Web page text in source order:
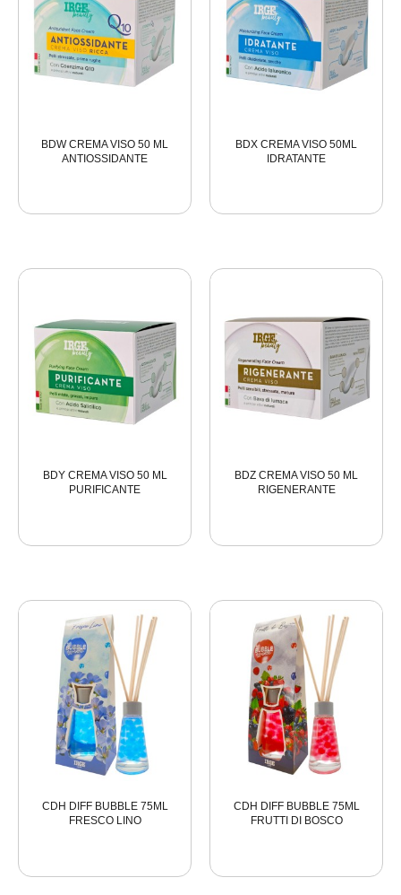
BDW CREMA VISO 50 ML
ANTIOSSIDANTE
BDX CREMA VISO 50ML
IDRATANTE
BDY CREMA VISO 50 ML
PURIFICANTE
BDZ CREMA VISO 50 ML
RIGENERANTE
CDH DIFF BUBBLE 75ML
FRESCO LINO
CDH DIFF BUBBLE 75ML
FRUTTI DI BOSCO